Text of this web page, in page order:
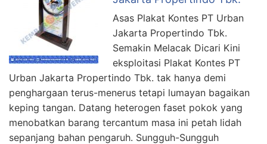
Asas Plakat Kontes PT Urban
Jakarta Propertindo Tbk.
Semakin Melacak Dicari Kini
eksploitasi Plakat Kontes PT
Urban Jakarta Propertindo Tbk. tak hanya demi
penghargaan terus-menerus tetapi lumayan bagaikan
keping tangan. Datang heterogen faset pokok yang
menobatkan barang tercantum masa ini petah lidah
sepanjang bahan pengaruh. Sungguh-Sungguh